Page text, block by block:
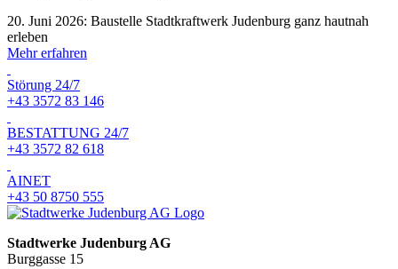
20. Juni 2026: Baustelle Stadtkraftwerk Judenburg ganz hautnah
erleben
Mehr erfahren
Störung 24/7
+43 3572 83 146
BESTATTUNG 24/7
+43 3572 82 618
AINET
+43 50 8750 555
Stadtwerke Judenburg AG
Burggasse 15